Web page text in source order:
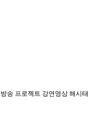
송 프로젝트 강연영상 해시태